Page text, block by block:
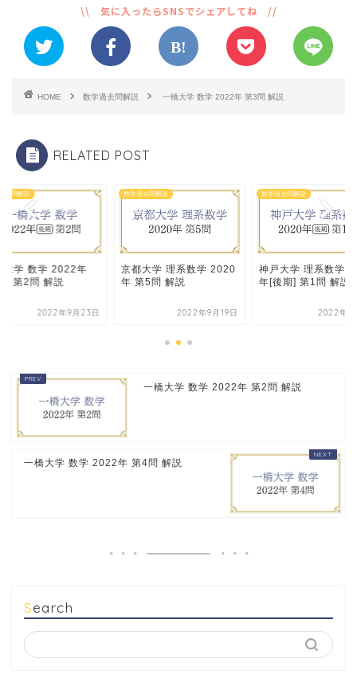
HOME 数学過去問解説 一橋大学 数学 2022年 第3問 解説
RELATED POST
去問解説
大学 数学 2022年
] 第2問 解説
2022年9月23日
数学過去問解説
京都大学 理系数学 2020
年 第5問 解説
2022年9月19日
数学過去問解説
神戸大学 理系数学
年[後期] 第1問 解説
2022年9
一橋大学 数学 2022年 第2問 解説
一橋大学 数学 2022年 第4問 解説
Search